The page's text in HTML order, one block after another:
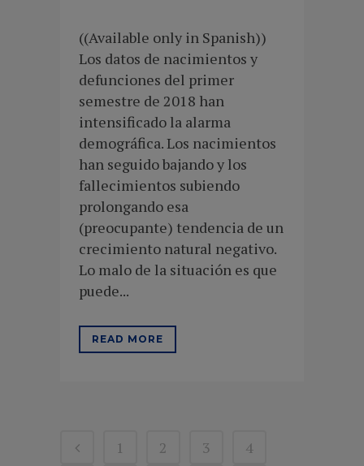
((Available only in Spanish))
Los datos de nacimientos y
defunciones del primer
semestre de 2018 han
intensificado la alarma
demográfica. Los nacimientos
han seguido bajando y los
fallecimientos subiendo
prolongando esa
(preocupante) tendencia de un
crecimiento natural negativo.
Lo malo de la situación es que
puede...
READ MORE
1 2 3
4